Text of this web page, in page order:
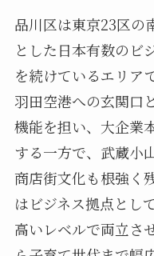
品川区は東京23区の
とした日本有数のビ
を続けているエリア
羽田空港への玄関口
機能を担い、大企業
する一方で、武蔵小
商店街文化も根強く
はビジネス拠点とし
高いレベルで両立さ